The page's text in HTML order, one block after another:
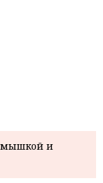
мышкой и